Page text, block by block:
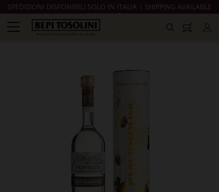
SPEDIZIONI DISPONIBILI SOLO IN ITALIA | SHIPPING AVAILABLE
ONLY IN ITALY
navigazione
Toggle